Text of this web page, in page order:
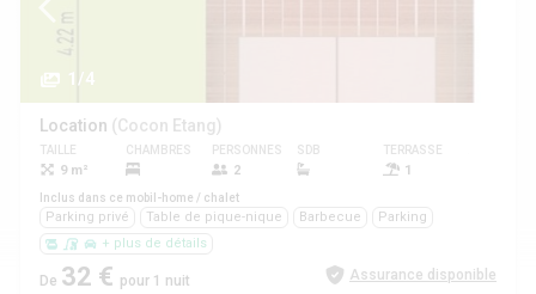
1/4
Location (Cocon Etang)
TAILLE
9 m²
CHAMBRES PERSONNES
2
SDB TERRASSE
1
Inclus dans ce mobil-home / chalet
Parking privé Table de pique-nique Barbecue
Parking
+ plus de détails
De 32 € pour 1 nuit Assurance disponible